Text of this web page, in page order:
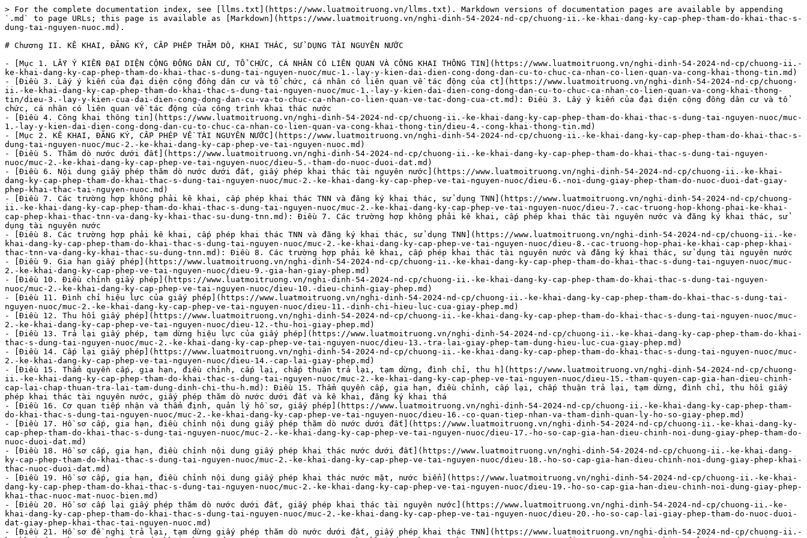
> For the complete documentation index, see [llms.txt](https://www.luatmoitruong.vn/llms.txt). Markdown versions of documentation pages are available by appending `.md` to page URLs; this page is available as [Markdown](https://www.luatmoitruong.vn/nghi-dinh-54-2024-nd-cp/chuong-ii.-ke-khai-dang-ky-cap-phep-tham-do-khai-thac-s-dung-tai-nguyen-nuoc.md).

# Chương II. KÊ KHAI, ĐĂNG KÝ, CẤP PHÉP THĂM DÒ, KHAI THÁC, SỬ DỤNG TÀI NGUYÊN NƯỚC

- [Mục 1. LẤY Ý KIẾN ĐẠI DIỆN CỘNG ĐỒNG DÂN CƯ, TỔ CHỨC, CÁ NHÂN CÓ LIÊN QUAN VÀ CÔNG KHAI THÔNG TIN](https://www.luatmoitruong.vn/nghi-dinh-54-2024-nd-cp/chuong-ii.-ke-khai-dang-ky-cap-phep-tham-do-khai-thac-s-dung-tai-nguyen-nuoc/muc-1.-lay-y-kien-dai-dien-cong-dong-dan-cu-to-chuc-ca-nhan-co-lien-quan-va-cong-khai-thong-tin.md)
- [Điều 3. Lấy ý kiến của đại diện cộng đồng dân cư và tổ chức, cá nhân có liên quan về tác động của ct](https://www.luatmoitruong.vn/nghi-dinh-54-2024-nd-cp/chuong-ii.-ke-khai-dang-ky-cap-phep-tham-do-khai-thac-s-dung-tai-nguyen-nuoc/muc-1.-lay-y-kien-dai-dien-cong-dong-dan-cu-to-chuc-ca-nhan-co-lien-quan-va-cong-khai-thong-tin/dieu-3.-lay-y-kien-cua-dai-dien-cong-dong-dan-cu-va-to-chuc-ca-nhan-co-lien-quan-ve-tac-dong-cua-ct.md): Điều 3. Lấy ý kiến của đại diện cộng đồng dân cư và tổ chức, cá nhân có liên quan về tác động của công trình khai thác nước
- [Điều 4. Công khai thông tin](https://www.luatmoitruong.vn/nghi-dinh-54-2024-nd-cp/chuong-ii.-ke-khai-dang-ky-cap-phep-tham-do-khai-thac-s-dung-tai-nguyen-nuoc/muc-1.-lay-y-kien-dai-dien-cong-dong-dan-cu-to-chuc-ca-nhan-co-lien-quan-va-cong-khai-thong-tin/dieu-4.-cong-khai-thong-tin.md)
- [Mục 2. KÊ KHAI, ĐĂNG KÝ, CẤP PHÉP VỀ TÀI NGUYÊN NƯỚC](https://www.luatmoitruong.vn/nghi-dinh-54-2024-nd-cp/chuong-ii.-ke-khai-dang-ky-cap-phep-tham-do-khai-thac-s-dung-tai-nguyen-nuoc/muc-2.-ke-khai-dang-ky-cap-phep-ve-tai-nguyen-nuoc.md)
- [Điều 5. Thăm dò nước dưới đất](https://www.luatmoitruong.vn/nghi-dinh-54-2024-nd-cp/chuong-ii.-ke-khai-dang-ky-cap-phep-tham-do-khai-thac-s-dung-tai-nguyen-nuoc/muc-2.-ke-khai-dang-ky-cap-phep-ve-tai-nguyen-nuoc/dieu-5.-tham-do-nuoc-duoi-dat.md)
- [Điều 6. Nội dung giấy phép thăm dò nước dưới đất, giấy phép khai thác tài nguyên nước](https://www.luatmoitruong.vn/nghi-dinh-54-2024-nd-cp/chuong-ii.-ke-khai-dang-ky-cap-phep-tham-do-khai-thac-s-dung-tai-nguyen-nuoc/muc-2.-ke-khai-dang-ky-cap-phep-ve-tai-nguyen-nuoc/dieu-6.-noi-dung-giay-phep-tham-do-nuoc-duoi-dat-giay-phep-khai-thac-tai-nguyen-nuoc.md)
- [Điều 7. Các trường hợp không phải kê khai, cấp phép khai thác TNN và đăng ký khai thác, sử dụng TNN](https://www.luatmoitruong.vn/nghi-dinh-54-2024-nd-cp/chuong-ii.-ke-khai-dang-ky-cap-phep-tham-do-khai-thac-s-dung-tai-nguyen-nuoc/muc-2.-ke-khai-dang-ky-cap-phep-ve-tai-nguyen-nuoc/dieu-7.-cac-truong-hop-khong-phai-ke-khai-cap-phep-khai-thac-tnn-va-dang-ky-khai-thac-su-dung-tnn.md): Điều 7. Các trường hợp không phải kê khai, cấp phép khai thác tài nguyên nước và đăng ký khai thác, sử dụng tài nguyên nước
- [Điều 8. Các trường hợp phải kê khai, cấp phép khai thác TNN và đăng ký khai thác, sử dụng TNN](https://www.luatmoitruong.vn/nghi-dinh-54-2024-nd-cp/chuong-ii.-ke-khai-dang-ky-cap-phep-tham-do-khai-thac-s-dung-tai-nguyen-nuoc/muc-2.-ke-khai-dang-ky-cap-phep-ve-tai-nguyen-nuoc/dieu-8.-cac-truong-hop-phai-ke-khai-cap-phep-khai-thac-tnn-va-dang-ky-khai-thac-su-dung-tnn.md): Điều 8. Các trường hợp phải kê khai, cấp phép khai thác tài nguyên nước và đăng ký khai thác, sử dụng tài nguyên nước
- [Điều 9. Gia hạn giấy phép](https://www.luatmoitruong.vn/nghi-dinh-54-2024-nd-cp/chuong-ii.-ke-khai-dang-ky-cap-phep-tham-do-khai-thac-s-dung-tai-nguyen-nuoc/muc-2.-ke-khai-dang-ky-cap-phep-ve-tai-nguyen-nuoc/dieu-9.-gia-han-giay-phep.md)
- [Điều 10. Điều chỉnh giấy phép](https://www.luatmoitruong.vn/nghi-dinh-54-2024-nd-cp/chuong-ii.-ke-khai-dang-ky-cap-phep-tham-do-khai-thac-s-dung-tai-nguyen-nuoc/muc-2.-ke-khai-dang-ky-cap-phep-ve-tai-nguyen-nuoc/dieu-10.-dieu-chinh-giay-phep.md)
- [Điều 11. Đình chỉ hiệu lực của giấy phép](https://www.luatmoitruong.vn/nghi-dinh-54-2024-nd-cp/chuong-ii.-ke-khai-dang-ky-cap-phep-tham-do-khai-thac-s-dung-tai-nguyen-nuoc/muc-2.-ke-khai-dang-ky-cap-phep-ve-tai-nguyen-nuoc/dieu-11.-dinh-chi-hieu-luc-cua-giay-phep.md)
- [Điều 12. Thu hồi giấy phép](https://www.luatmoitruong.vn/nghi-dinh-54-2024-nd-cp/chuong-ii.-ke-khai-dang-ky-cap-phep-tham-do-khai-thac-s-dung-tai-nguyen-nuoc/muc-2.-ke-khai-dang-ky-cap-phep-ve-tai-nguyen-nuoc/dieu-12.-thu-hoi-giay-phep.md)
- [Điều 13. Trả lại giấy phép, tạm dừng hiệu lực của giấy phép](https://www.luatmoitruong.vn/nghi-dinh-54-2024-nd-cp/chuong-ii.-ke-khai-dang-ky-cap-phep-tham-do-khai-thac-s-dung-tai-nguyen-nuoc/muc-2.-ke-khai-dang-ky-cap-phep-ve-tai-nguyen-nuoc/dieu-13.-tra-lai-giay-phep-tam-dung-hieu-luc-cua-giay-phep.md)
- [Điều 14. Cấp lại giấy phép](https://www.luatmoitruong.vn/nghi-dinh-54-2024-nd-cp/chuong-ii.-ke-khai-dang-ky-cap-phep-tham-do-khai-thac-s-dung-tai-nguyen-nuoc/muc-2.-ke-khai-dang-ky-cap-phep-ve-tai-nguyen-nuoc/dieu-14.-cap-lai-giay-phep.md)
- [Điều 15. Thẩm quyền cấp, gia hạn, điều chỉnh, cấp lại, chấp thuận trả lại, tạm dừng, đình chỉ, thu h](https://www.luatmoitruong.vn/nghi-dinh-54-2024-nd-cp/chuong-ii.-ke-khai-dang-ky-cap-phep-tham-do-khai-thac-s-dung-tai-nguyen-nuoc/muc-2.-ke-khai-dang-ky-cap-phep-ve-tai-nguyen-nuoc/dieu-15.-tham-quyen-cap-gia-han-dieu-chinh-cap-lai-chap-thuan-tra-lai-tam-dung-dinh-chi-thu-h.md): Điều 15. Thẩm quyền cấp, gia hạn, điều chỉnh, cấp lại, chấp thuận trả lại, tạm dừng, đình chỉ, thu hồi giấy phép khai thác tài nguyên nước, giấy phép thăm dò nước dưới đất và kê khai, đăng ký khai thá
- [Điều 16. Cơ quan tiếp nhận và thẩm định, quản lý hồ sơ, giấy phép](https://www.luatmoitruong.vn/nghi-dinh-54-2024-nd-cp/chuong-ii.-ke-khai-dang-ky-cap-phep-tham-do-khai-thac-s-dung-tai-nguyen-nuoc/muc-2.-ke-khai-dang-ky-cap-phep-ve-tai-nguyen-nuoc/dieu-16.-co-quan-tiep-nhan-va-tham-dinh-quan-ly-ho-so-giay-phep.md)
- [Điều 17. Hồ sơ cấp, gia hạn, điều chỉnh nội dung giấy phép thăm dò nước dưới đất](https://www.luatmoitruong.vn/nghi-dinh-54-2024-nd-cp/chuong-ii.-ke-khai-dang-ky-cap-phep-tham-do-khai-thac-s-dung-tai-nguyen-nuoc/muc-2.-ke-khai-dang-ky-cap-phep-ve-tai-nguyen-nuoc/dieu-17.-ho-so-cap-gia-han-dieu-chinh-noi-dung-giay-phep-tham-do-nuoc-duoi-dat.md)
- [Điều 18. Hồ sơ cấp, gia hạn, điều chỉnh nội dung giấy phép khai thác nước dưới đất](https://www.luatmoitruong.vn/nghi-dinh-54-2024-nd-cp/chuong-ii.-ke-khai-dang-ky-cap-phep-tham-do-khai-thac-s-dung-tai-nguyen-nuoc/muc-2.-ke-khai-dang-ky-cap-phep-ve-tai-nguyen-nuoc/dieu-18.-ho-so-cap-gia-han-dieu-chinh-noi-dung-giay-phep-khai-thac-nuoc-duoi-dat.md)
- [Điều 19. Hồ sơ cấp, gia hạn, điều chỉnh nội dung giấy phép khai thác nước mặt, nước biển](https://www.luatmoitruong.vn/nghi-dinh-54-2024-nd-cp/chuong-ii.-ke-khai-dang-ky-cap-phep-tham-do-khai-thac-s-dung-tai-nguyen-nuoc/muc-2.-ke-khai-dang-ky-cap-phep-ve-tai-nguyen-nuoc/dieu-19.-ho-so-cap-gia-han-dieu-chinh-noi-dung-giay-phep-khai-thac-nuoc-mat-nuoc-bien.md)
- [Điều 20. Hồ sơ cấp lại giấy phép thăm dò nước dưới đất, giấy phép khai thác tài nguyên nước](https://www.luatmoitruong.vn/nghi-dinh-54-2024-nd-cp/chuong-ii.-ke-khai-dang-ky-cap-phep-tham-do-khai-thac-s-dung-tai-nguyen-nuoc/muc-2.-ke-khai-dang-ky-cap-phep-ve-tai-nguyen-nuoc/dieu-20.-ho-so-cap-lai-giay-phep-tham-do-nuoc-duoi-dat-giay-phep-khai-thac-tai-nguyen-nuoc.md)
- [Điều 21. Hồ sơ đề nghị trả lại, tạm dừng giấy phép thăm dò nước dưới đất, giấy phép khai thác TNN](https://www.luatmoitruong.vn/nghi-dinh-54-2024-nd-cp/chuong-ii.-ke-khai-dang-ky-cap-phep-tham-do-khai-thac-s-dung-tai-nguyen-nuoc/muc-2.-ke-khai-dang-ky-cap-phep-ve-tai-nguyen-nuoc/dieu-21.-ho-so-de-nghi-tra-lai-tam-dung-giay-phep-tham-do-nuoc-duoi-dat-giay-phep-khai-thac-tnn.md)
- [Điều 22. Trình tự, thủ tục cấp giấy phép thăm dò nước dưới đất, giấy phép khai thác tài nguyên nước](https://www.luatmoitruong.vn/nghi-dinh-54-2024-nd-cp/chuong-ii.-ke-khai-dang-ky-cap-phep-tham-do-khai-thac-s-dung-tai-nguyen-nuoc/muc-2.-ke-khai-dang-ky-cap-phep-ve-tai-nguyen-nuoc/dieu-22.-trinh-tu-thu-tuc-cap-giay-phep-tham-do-nuoc-duoi-dat-giay-phep-khai-thac-tai-nguyen-nuoc.md)
- [Điều 23. Trình tự, thủ tục gia hạn, điều chỉnh, cấp lại giấy phép thăm dò nước dưới đất, giấy phép k](https://www.luatmoitruong.vn/nghi-dinh-54-2024-nd-cp/chuong-ii.-ke-khai-dang-ky-cap-phep-tham-do-khai-thac-s-dung-tai-nguyen-nuoc/muc-2.-ke-khai-dang-ky-cap-phep-ve-tai-nguyen-nuoc/dieu-23.-trinh-tu-thu-tuc-gia-han-dieu-chinh-cap-lai-giay-phep-tham-do-nuoc-duoi-dat-giay-phep-k.md): Điều 23. Trình tự, thủ tục gia hạn, điều chỉnh, cấp lại giấy phép thăm dò nước dưới đất, giấy phép khai thác tài nguyên nước
- [Điều 24. Trình tự, thủ tục tạm dừng hiệu lực giấy phép, chấp thuận trả lại giấy phép thăm dò nước](https://www.luatmoitruong.vn/nghi-dinh-54-2024-nd-cp/chuong-ii.-ke-khai-dang-ky-cap-phep-tham-do-khai-thac-s-dung-tai-nguyen-nuoc/muc-2.-ke-khai-dang-ky-cap-phep-ve-tai-nguyen-nuoc/dieu-24.-trinh-tu-thu-tuc-tam-dung-hieu-luc-giay-phep-chap-thuan-tra-lai-giay-phep-tham-do-nuoc.md): Điều 24. Trình tự, thủ tục tạm dừng hiệu lực giấy phép, chấp thuận trả lại giấy phép thăm dò nước dưới đất, giấy phép khai thác tài nguyên nước
- [Điều 25. Trình tự, thủ tục kê khai, đăng ký khai thác, sử dụng nước dưới đất](https://www.luatmoitruong.vn/nghi-dinh-54-2024-nd-cp/chuong-ii.-ke-khai-dang-ky-cap-phep-tham-do-khai-thac-s-dung-tai-nguyen-nuoc/muc-2.-ke-khai-dang-ky-cap-phep-ve-tai-nguyen-nuoc/dieu-25.-trinh-tu-thu-tuc-ke-khai-dang-ky-khai-thac-su-dung-nuoc-duoi-dat.md)
- [Điều 26. Trình tự, thủ tục đăng ký khai thác nước mặt, nước biển, đăng ký sử dụng mặt nước, đào hồ,](https://www.luatmoitruong.vn/nghi-dinh-54-2024-nd-cp/chuong-ii.-ke-khai-dang-ky-cap-phep-tham-do-khai-thac-s-dung-tai-nguyen-nuoc/muc-2.-ke-khai-dang-ky-cap-phep-ve-tai-nguyen-nuoc/dieu-26.-trinh-tu-thu-tuc-dang-ky-khai-thac-nuoc-mat-nuoc-bien-dang-ky-su-dung-mat-nuoc-dao-ho.md): Điều 26. Trình tự, thủ tục đăng ký khai thác nước mặt, nước biển, đăng ký sử dụng mặt